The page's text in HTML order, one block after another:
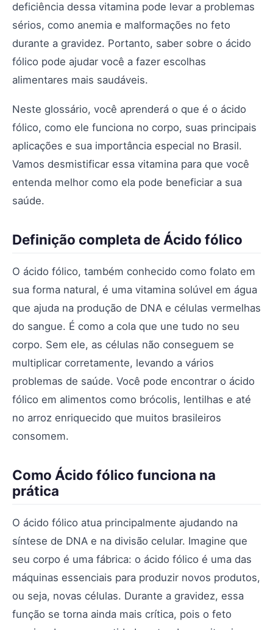
deficiência dessa vitamina pode levar a problemas
sérios, como anemia e malformações no feto
durante a gravidez. Portanto, saber sobre o ácido
fólico pode ajudar você a fazer escolhas
alimentares mais saudáveis.
Neste glossário, você aprenderá o que é o ácido
fólico, como ele funciona no corpo, suas principais
aplicações e sua importância especial no Brasil.
Vamos desmistificar essa vitamina para que você
entenda melhor como ela pode beneficiar a sua
saúde.
Definição completa de Ácido fólico
O ácido fólico, também conhecido como folato em
sua forma natural, é uma vitamina solúvel em água
que ajuda na produção de DNA e células vermelhas
do sangue. É como a cola que une tudo no seu
corpo. Sem ele, as células não conseguem se
multiplicar corretamente, levando a vários
problemas de saúde. Você pode encontrar o ácido
fólico em alimentos como brócolis, lentilhas e até
no arroz enriquecido que muitos brasileiros
consomem.
Como Ácido fólico funciona na
prática
O ácido fólico atua principalmente ajudando na
síntese de DNA e na divisão celular. Imagine que
seu corpo é uma fábrica: o ácido fólico é uma das
máquinas essenciais para produzir novos produtos,
ou seja, novas células. Durante a gravidez, essa
função se torna ainda mais crítica, pois o feto